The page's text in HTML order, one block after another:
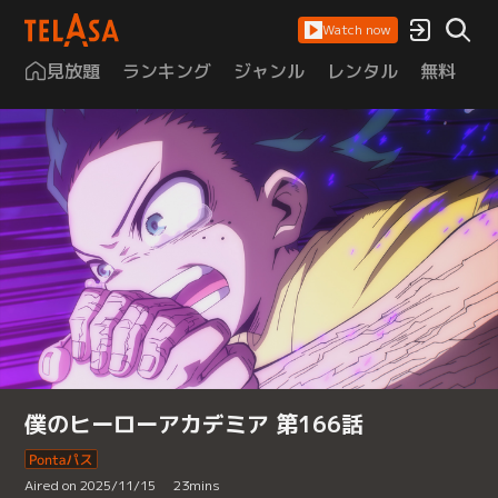
Watch now
見放題 ランキング ジャンル レンタル 無料
僕のヒーローアカデミア 第166話
Aired on 2025/11/15 23mins